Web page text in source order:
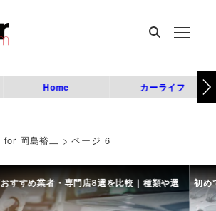
Home カーライフ
for 岡島裕二 >ページ 6
すすめ業者・専門店8選を比較｜種類や選 初め